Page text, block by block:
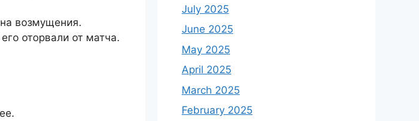
возмущения.
оторвали от матча.
July 2025
June 2025
May 2025
April 2025
March 2025
February 2025